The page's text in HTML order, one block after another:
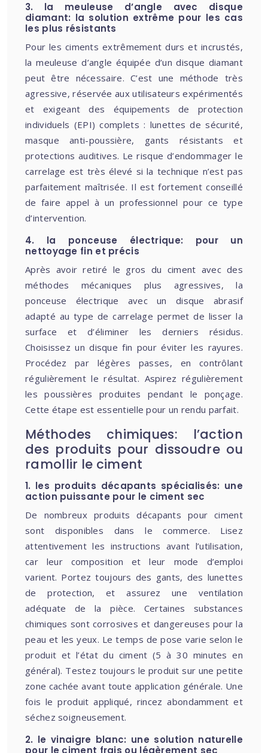
3. la meuleuse d’angle avec disque
diamant: la solution extrême pour les cas
les plus résistants
Pour les ciments extrêmement durs et incrustés,
la meuleuse d’angle équipée d’un disque diamant
peut être nécessaire. C’est une méthode très
agressive, réservée aux utilisateurs expérimentés
et exigeant des équipements de protection
individuels (EPI) complets : lunettes de sécurité,
masque anti-poussière, gants résistants et
protections auditives. Le risque d’endommager le
carrelage est très élevé si la technique n’est pas
parfaitement maîtrisée. Il est fortement conseillé
de faire appel à un professionnel pour ce type
d’intervention.
4. la ponceuse électrique: pour un
nettoyage fin et précis
Après avoir retiré le gros du ciment avec des
méthodes mécaniques plus agressives, la
ponceuse électrique avec un disque abrasif
adapté au type de carrelage permet de lisser la
surface et d’éliminer les derniers résidus.
Choisissez un disque fin pour éviter les rayures.
Procédez par légères passes, en contrôlant
régulièrement le résultat. Aspirez régulièrement
les poussières produites pendant le ponçage.
Cette étape est essentielle pour un rendu parfait.
Méthodes chimiques: l’action
des produits pour dissoudre ou
ramollir le ciment
1. les produits décapants spécialisés: une
action puissante pour le ciment sec
De nombreux produits décapants pour ciment
sont disponibles dans le commerce. Lisez
attentivement les instructions avant l’utilisation,
car leur composition et leur mode d’emploi
varient. Portez toujours des gants, des lunettes
de protection, et assurez une ventilation
adéquate de la pièce. Certaines substances
chimiques sont corrosives et dangereuses pour la
peau et les yeux. Le temps de pose varie selon le
produit et l’état du ciment (5 à 30 minutes en
général). Testez toujours le produit sur une petite
zone cachée avant toute application générale. Une
fois le produit appliqué, rincez abondamment et
séchez soigneusement.
2. le vinaigre blanc: une solution naturelle
pour le ciment frais ou légèrement sec